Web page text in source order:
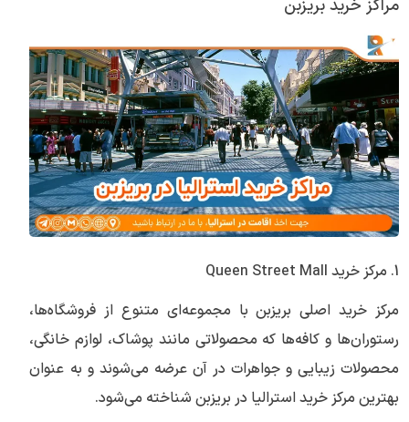
مراکز خرید بریزبن
1. مرکز خرید Queen Street Mall
مرکز خرید اصلی بریزبن با مجموعه‌ای متنوع از فروشگاه‌ها،
رستوران‌ها و کافه‌ها که محصولاتی مانند پوشاک، لوازم خانگی،
محصولات زیبایی و جواهرات در آن عرضه می‌شوند و به عنوان
بهترین مرکز خرید استرالیا در بریزبن شناخته می‌شود.